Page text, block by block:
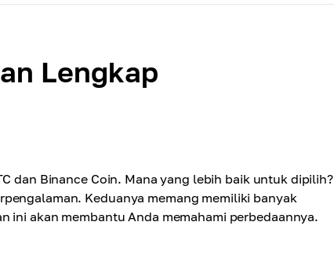
Lengkap
dan Binance Coin. Mana yang lebih baik untuk dipilih?
Keduanya memang memiliki banyak
ini akan membantu Anda memahami perbedaannya.